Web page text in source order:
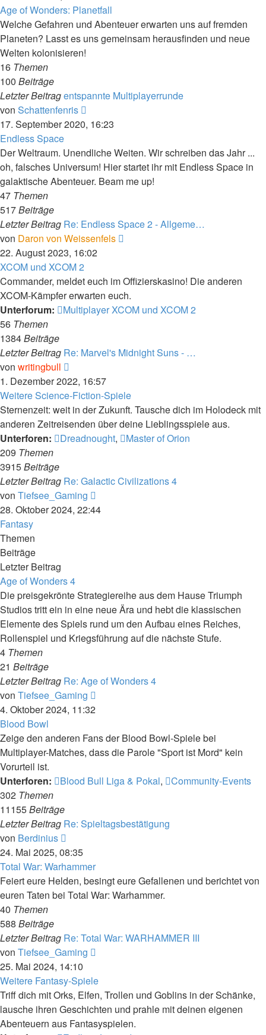
Age of Wonders: Planetfall
Welche Gefahren und Abenteuer erwarten uns auf fremden
Planeten? Lasst es uns gemeinsam herausfinden und neue
Welten kolonisieren!
16 Themen
100 Beiträge
Letzter Beitragentspannte Multiplayerrunde
von Schattenfenris
Beitrag
17. September 2020, 16:23
Endless Space
Der Weltraum. Unendliche Weiten. Wir schreiben das Jahr ...
oh, falsches Universum! Hier startet ihr mit Endless Space in
galaktische Abenteuer. Beam me up!
47 Themen
517Beiträge
Letzter Beitrag Re: Endless Space 2 - Allgeme…
von Daron von Weissenfels
22. August 2023, 16:02
XCOM und XCOM 2
Commander, meldet euch im Offizierskasino! Die anderen
XCOM-Kämpfer erwarten euch.
Unterforum:
Multiplayer XCOM und XCOM 2
56 Themen
1384Beiträge
Letzter Beitrag Re: Marvel's Midnight Suns - …
von writingbull
Beitrag
1. Dezember 2022, 16:57
Weitere Science-Fiction-Spiele
Sternenzeit: weit in der Zukunft. Tausche dich im Holodeck mit
anderen Zeitreisenden über deine Lieblingsspiele aus.
Unterforen:
Dreadnought,
Master of Orion
209 Themen
3915Beiträge
Letzter Beitrag Re: Galactic Civilizations 4
von Tiefsee_Gaming
Beitrag
28. Oktober 2024, 22:44
Fantasy
Themen
Beiträge
Letzter Beitrag
Age of Wonders 4
Die preisgekrönte Strategiereihe aus dem Hause Triumph
Studios tritt ein in eine neue Ära und hebt die klassischen
Elemente des Spiels rund um den Aufbau eines Reiches,
Rollenspiel und Kriegsführung auf die nächste Stufe.
4 Themen
21 Beiträge
Letzter Beitrag Re: Age of Wonders 4
von Tiefsee_Gaming
4. Oktober 2024, 11:32
Blood Bowl
Zeige den anderen Fans der Blood Bowl-Spiele bei
Multiplayer-Matches, dass die Parole "Sport ist Mord" kein
Vorurteil ist.
Unterforen:
Blood Bull Liga & Pokal,
Community-Events
302 Themen
11155Beiträge
Letzter Beitrag Re: Spieltagsbestätigung
von Berdinius
Beitrag
24. Mai 2025, 08:35
Total War: Warhammer
Feiert eure Helden, besingt eure Gefallenen und berichtet von
euren Taten bei Total War: Warhammer.
40 Themen
588 Beiträge
Letzter Beitrag Re: Total War: WARHAMMER III
von Tiefsee_Gaming
25. Mai 2024, 14:10
Weitere Fantasy-Spiele
Triff dich mit Orks, Elfen, Trollen und Goblins in der Schänke,
lausche ihren Geschichten und prahle mit deinen eigenen
Abenteuern aus Fantasyspielen.